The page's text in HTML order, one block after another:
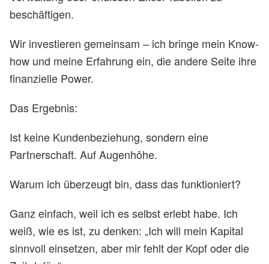
beschäftigen.
Wir investieren gemeinsam – ich bringe mein Know-
how und meine Erfahrung ein, die andere Seite ihre
finanzielle Power.
Das Ergebnis:
Ist keine Kundenbeziehung, sondern eine
Partnerschaft. Auf Augenhöhe.
Warum ich überzeugt bin, dass das funktioniert?
Ganz einfach, weil ich es selbst erlebt habe. Ich
weiß, wie es ist, zu denken: „Ich will mein Kapital
sinnvoll einsetzen, aber mir fehlt der Kopf oder die